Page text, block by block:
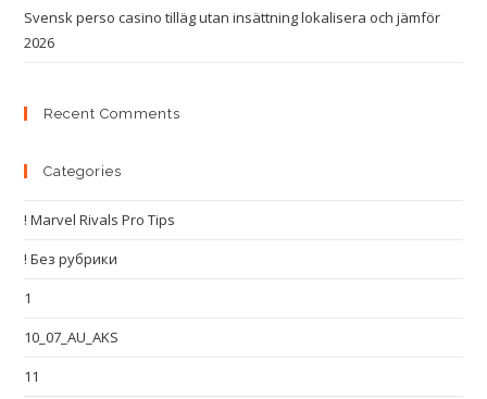
Svensk perso casino tilläg utan insättning lokalisera och jämför
2026
Recent Comments
Categories
! Marvel Rivals Pro Tips
! Без рубрики
1
10_07_AU_AKS
11